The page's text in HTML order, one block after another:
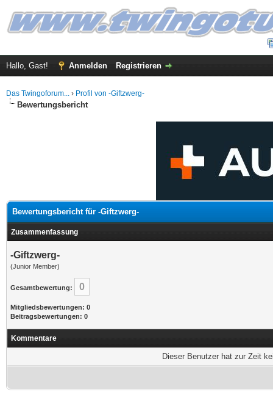
Hallo, Gast! Anmelden Registrieren
Das Twingoforum... › Profil von -Giftzwerg-
Bewertungsbericht
Bewertungsbericht für -Giftzwerg-
Zusammenfassung
-Giftzwerg-
(Junior Member)
Gesamtbewertung: 0
Mitgliedsbewertungen: 0
Beitragsbewertungen: 0
Kommentare
Dieser Benutzer hat zur Zeit